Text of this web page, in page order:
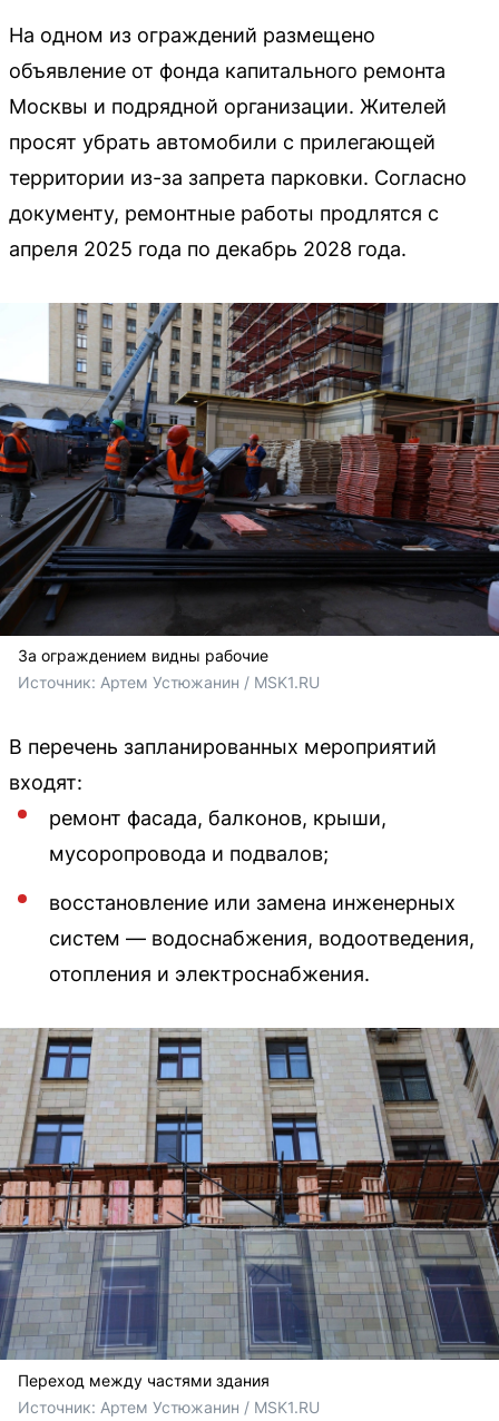
На одном из ограждений размещено
объявление от фонда капитального ремонта
Москвы и подрядной организации. Жителей
просят убрать автомобили с прилегающей
территории из-за запрета парковки. Согласно
документу, ремонтные работы продлятся с
апреля 2025 года по декабрь 2028 года.
За ограждением видны рабочие
Источник: Артем Устюжанин / MSK1.RU
В перечень запланированных мероприятий
входят:
ремонт фасада, балконов, крыши,
мусоропровода и подвалов;
восстановление или замена инженерных
систем — водоснабжения, водоотведения,
отопления и электроснабжения.
Переход между частями здания
Источник: Артем Устюжанин / MSK1.RU